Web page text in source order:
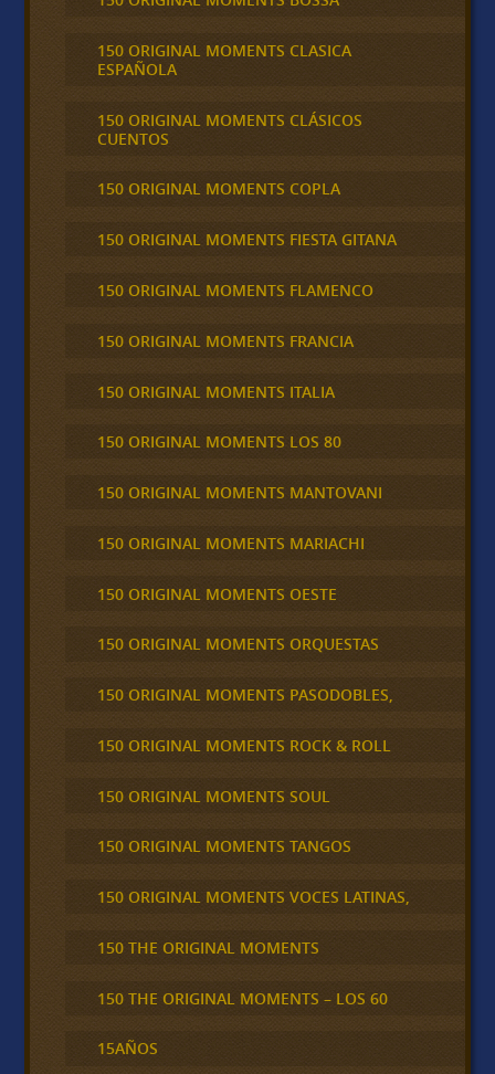
150 ORIGINAL MOMENTS CLASICA
ESPAÑOLA
150 ORIGINAL MOMENTS CLÁSICOS
CUENTOS
150 ORIGINAL MOMENTS COPLA
150 ORIGINAL MOMENTS FIESTA GITANA
150 ORIGINAL MOMENTS FLAMENCO
150 ORIGINAL MOMENTS FRANCIA
150 ORIGINAL MOMENTS ITALIA
150 ORIGINAL MOMENTS LOS 80
150 ORIGINAL MOMENTS MANTOVANI
150 ORIGINAL MOMENTS MARIACHI
150 ORIGINAL MOMENTS OESTE
150 ORIGINAL MOMENTS ORQUESTAS
150 ORIGINAL MOMENTS PASODOBLES,
150 ORIGINAL MOMENTS ROCK & ROLL
150 ORIGINAL MOMENTS SOUL
150 ORIGINAL MOMENTS TANGOS
150 ORIGINAL MOMENTS VOCES LATINAS,
150 THE ORIGINAL MOMENTS
150 THE ORIGINAL MOMENTS – LOS 60
15AÑOS